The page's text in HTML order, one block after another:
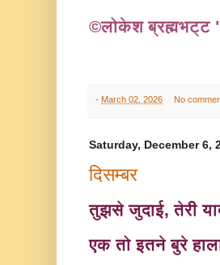
©लोकेश ब्रह्मभट्ट
- March 02, 2026 No
Saturday, December 6,
दिसम्बर
तुझसे जुदाई, तेरी
एक तो इतने बुरे